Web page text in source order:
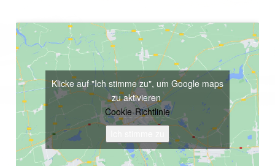
Klicke auf "Ich stimme zu", um Google maps
zu aktivieren
Cookie-Richtlinie